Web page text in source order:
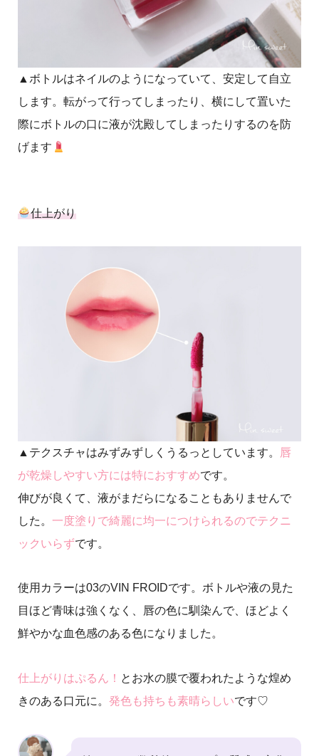
▲ボトルはネイルのようになっていて、安定して自立
します。転がって行ってしまったり、横にして置いた
際にボトルの口に液が沈殿してしまったりするのを防
げます
仕上がり
▲テクスチャはみずみずしくうるっとしています。
唇
が乾燥しやすい方には特におすすめです。
伸びが良くて、液がまだらになることもありませんで
した。 一度塗りで綺麗に均一につけられるのでテクニ
ックいらずです。
使用カラーは03のVIN FROIDです。ボトルや液の見た
目ほど青味は強くなく、唇の色に馴染んで、ほどよく
鮮やかな血色感のある色になりました。
仕上がりはぷるん！ とお水の膜で覆われたような煌め
きのある口元に。 発色も持ちも素晴らしいです♡